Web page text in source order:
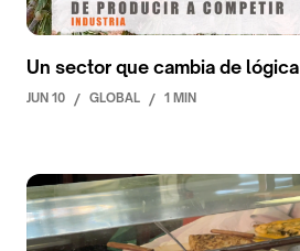
Un sector que cambia de lógica
JUN 10 / GLOBAL / 1 MIN